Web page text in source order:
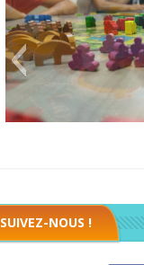
SUIVEZ-NOUS !